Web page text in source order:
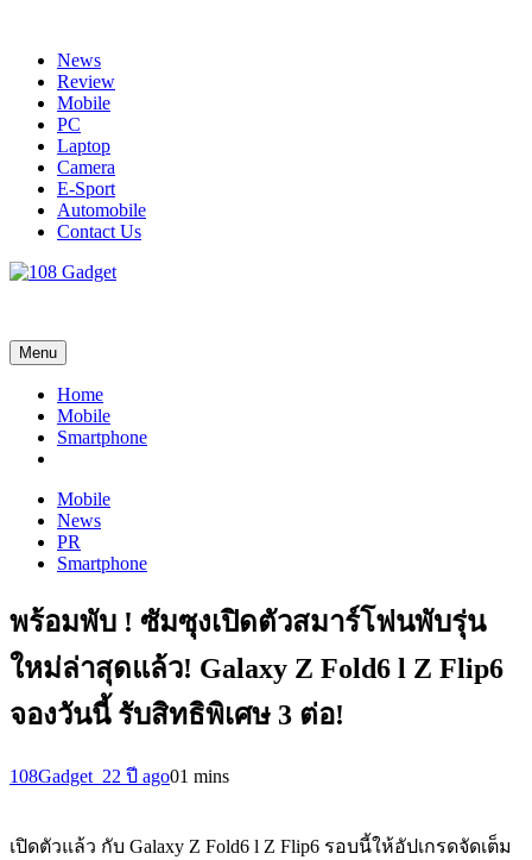
contentNews
Review
Mobile
PC
Laptop
Camera
E-Sport
Automobile
Contact Us
Menu
Home
Mobile
Smartphone
Mobile
News
PR
Smartphone
พร้อมพับ ! ซัมซุงเปิดตัวสมาร์โฟนพับรุ่น
ใหม่ล่าสุดแล้ว! Galaxy Z Fold6 l Z Flip6
จองวันนี้ รับสิทธิพิเศษ 3 ต่อ!
108Gadget_22 ปี ago01 mins
เปิดตัวแล้ว กับ Galaxy Z Fold6 l Z Flip6 รอบนี้ให้อัปเกรดจัดเต็ม